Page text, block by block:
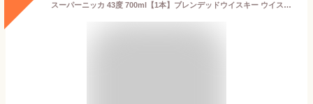
スーパーニッカ 43度 700ml【1本】ブレンデッドウイスキー ウイスキー whisky アサヒビール ニッカウイスキー ニッカウヰスキー